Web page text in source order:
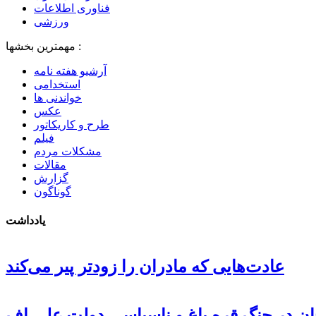
فناوری اطلاعات
ورزشی
مهمترین بخشها :
آرشیو هفته نامه
استخدامی
خواندنی ها
عکس
طرح و کاریکاتور
فیلم
مشکلات مردم
مقالات
گزارش
گوناگون
یادداشت
عادت‌هایی که مادران را زودتر پیر می‌کند